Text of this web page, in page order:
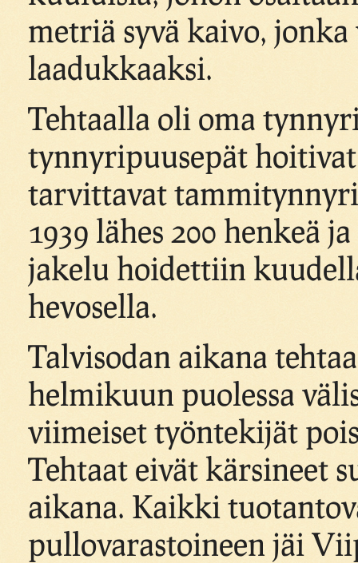
metriä syvä kaivo,
laadukkaaksi.
Tehtaalla oli oma
tynnyripuusepät
tarvittavat
1939 lähes 200 henkeä
jakelu hoidettiin
hevosella.
Talvisodan aikana
helmikuun puolessa
viimeiset työntekijät
Tehtaat eivät kärsineet
aikana. Kaikki
pullovarastoineen jäi